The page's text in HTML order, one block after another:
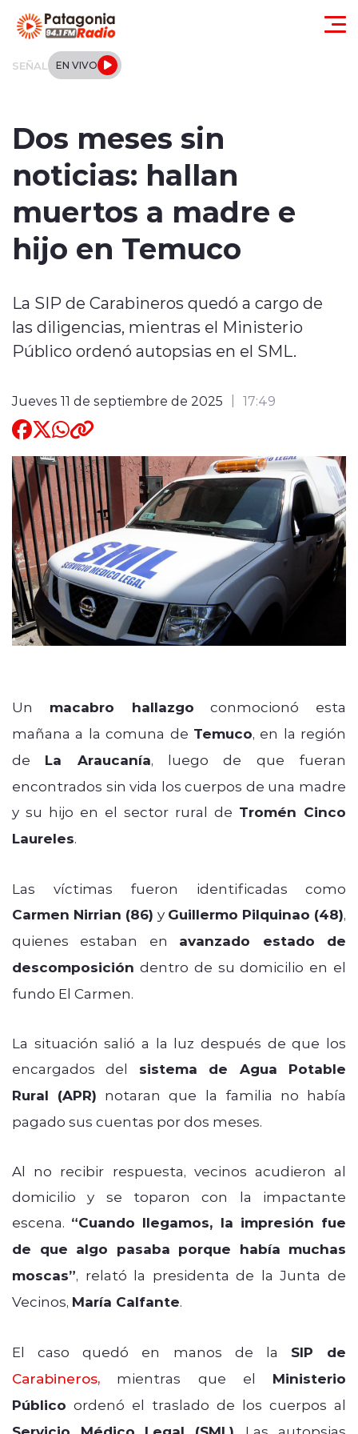
SEÑAL EN VIVO
Tendencias
Deportes
Entrevistas
modo claro
Dos meses sin
noticias: hallan
muertos a madre e
hijo en Temuco
La SIP de Carabineros quedó a cargo de
las diligencias, mientras el Ministerio
Público ordenó autopsias en el SML.
Jueves 11 de septiembre de 2025 17:49
Un macabro hallazgo conmocionó esta
mañana a la comuna de Temuco, en la región
de La Araucanía, luego de que fueran
encontrados sin vida los cuerpos de una madre
y su hijo en el sector rural de Tromén Cinco
Laureles.
Las víctimas fueron identificadas como
Carmen Nirrian (86) y Guillermo Pilquinao (48),
quienes estaban en avanzado estado de
descomposición dentro de su domicilio en el
fundo El Carmen.
La situación salió a la luz después de que los
encargados del sistema de Agua Potable
Rural (APR) notaran que la familia no había
pagado sus cuentas por dos meses.
Al no recibir respuesta, vecinos acudieron al
domicilio y se toparon con la impactante
escena. “Cuando llegamos, la impresión fue
de que algo pasaba porque había muchas
moscas”, relató la presidenta de la Junta de
Vecinos, María Calfante.
El caso quedó en manos de la SIP de
Carabineros, mientras que el Ministerio
Público ordenó el traslado de los cuerpos al
. Las autopsias